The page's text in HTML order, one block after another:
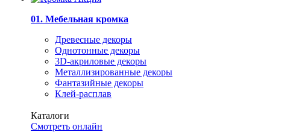
01. Мебельная кромка
Древесные декоры
Однотонные декоры
3D-акриловые декоры
Металлизированные декоры
Фантазийные декоры
Клей-расплав
Каталоги
Смотреть онлайн